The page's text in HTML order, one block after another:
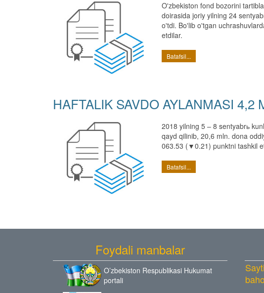
O'zbekiston fond bozorini
doirasida joriy yilning 24
o'tdi. Bo'lib o'tgan
etdilar.
Batafsil...
HAFTALIK SAVDO AYLANMASI
2018 yilning 5 – 8 sentyabrь
qayd qilinib, 20,6 mln. dona
063.53 (▼0.21) punktni tashkil
Batafsil...
Foydali manbalar
O’zbekiston Respublikasi Hukumat
portali